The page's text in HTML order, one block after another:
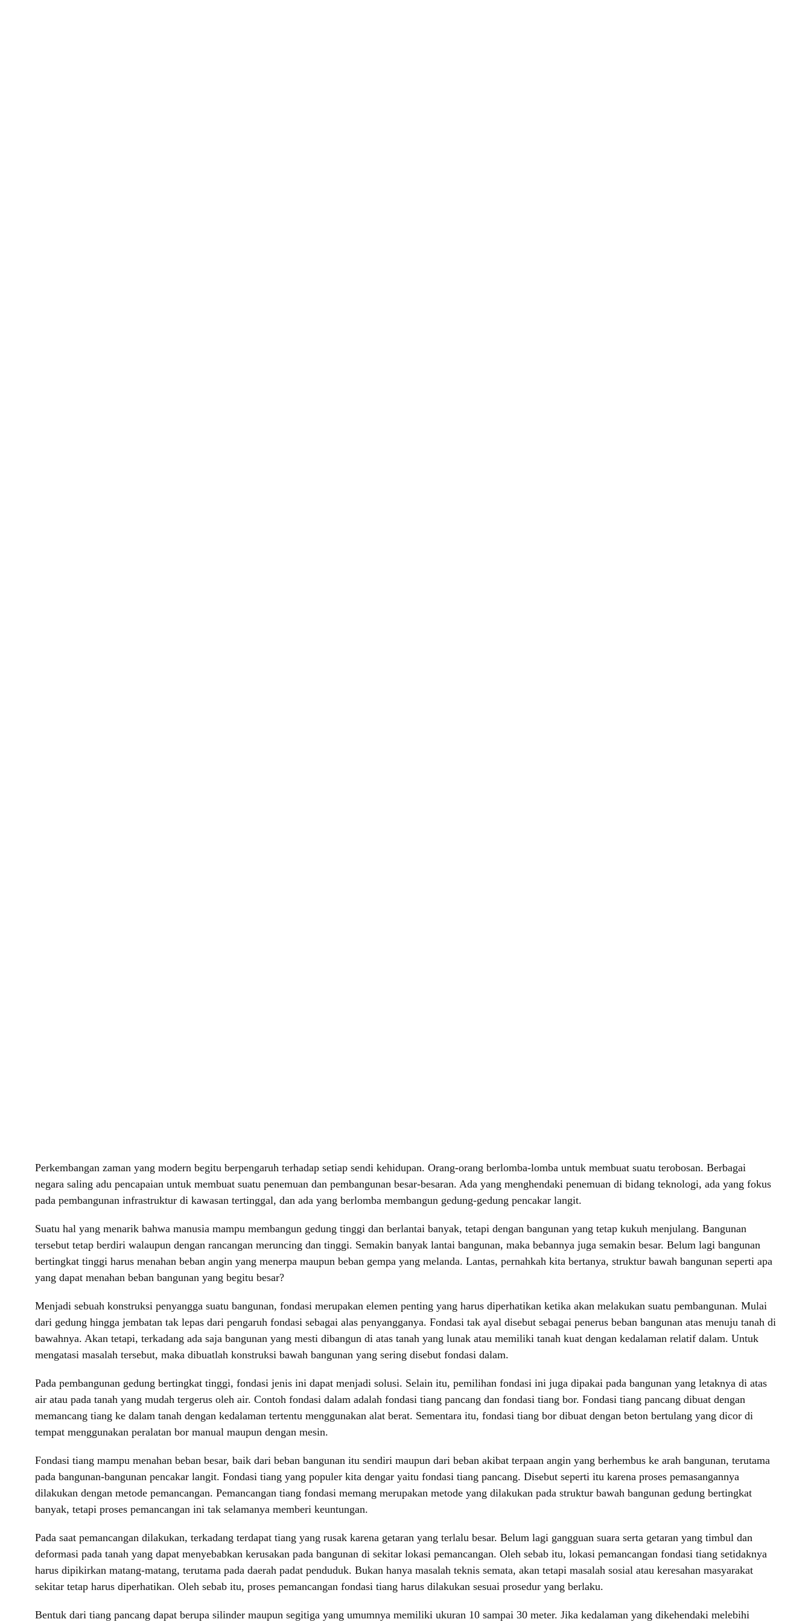
Perkembangan zaman yang modern begitu berpengaruh terhadap setiap sendi kehidupan. Orang-orang berlomba-lomba untuk membuat suatu terobosan. Berbagai
negara saling adu pencapaian untuk membuat suatu penemuan dan pembangunan besar-besaran. Ada yang menghendaki penemuan di bidang teknologi, ada yang fokus
pada pembangunan infrastruktur di kawasan tertinggal, dan ada yang berlomba membangun gedung-gedung pencakar langit.
Suatu hal yang menarik bahwa manusia mampu membangun gedung tinggi dan berlantai banyak, tetapi dengan bangunan yang tetap kukuh menjulang. Bangunan
tersebut tetap berdiri walaupun dengan rancangan meruncing dan tinggi. Semakin banyak lantai bangunan, maka bebannya juga semakin besar. Belum lagi bangunan
bertingkat tinggi harus menahan beban angin yang menerpa maupun beban gempa yang melanda. Lantas, pernahkah kita bertanya, struktur bawah bangunan seperti apa
yang dapat menahan beban bangunan yang begitu besar?
Menjadi sebuah konstruksi penyangga suatu bangunan, fondasi merupakan elemen penting yang harus diperhatikan ketika akan melakukan suatu pembangunan. Mulai
dari gedung hingga jembatan tak lepas dari pengaruh fondasi sebagai alas penyangganya. Fondasi tak ayal disebut sebagai penerus beban bangunan atas menuju tanah di
bawahnya. Akan tetapi, terkadang ada saja bangunan yang mesti dibangun di atas tanah yang lunak atau memiliki tanah kuat dengan kedalaman relatif dalam. Untuk
mengatasi masalah tersebut, maka dibuatlah konstruksi bawah bangunan yang sering disebut fondasi dalam.
Pada pembangunan gedung bertingkat tinggi, fondasi jenis ini dapat menjadi solusi. Selain itu, pemilihan fondasi ini juga dipakai pada bangunan yang letaknya di atas
air atau pada tanah yang mudah tergerus oleh air. Contoh fondasi dalam adalah fondasi tiang pancang dan fondasi tiang bor. Fondasi tiang pancang dibuat dengan
memancang tiang ke dalam tanah dengan kedalaman tertentu menggunakan alat berat. Sementara itu, fondasi tiang bor dibuat dengan beton bertulang yang dicor di
tempat menggunakan peralatan bor manual maupun dengan mesin.
Fondasi tiang mampu menahan beban besar, baik dari beban bangunan itu sendiri maupun dari beban akibat terpaan angin yang berhembus ke arah bangunan, terutama
pada bangunan-bangunan pencakar langit. Fondasi tiang yang populer kita dengar yaitu fondasi tiang pancang. Disebut seperti itu karena proses pemasangannya
dilakukan dengan metode pemancangan. Pemancangan tiang fondasi memang merupakan metode yang dilakukan pada struktur bawah bangunan gedung bertingkat
banyak, tetapi proses pemancangan ini tak selamanya memberi keuntungan.
Pada saat pemancangan dilakukan, terkadang terdapat tiang yang rusak karena getaran yang terlalu besar. Belum lagi gangguan suara serta getaran yang timbul dan
deformasi pada tanah yang dapat menyebabkan kerusakan pada bangunan di sekitar lokasi pemancangan. Oleh sebab itu, lokasi pemancangan fondasi tiang setidaknya
harus dipikirkan matang-matang, terutama pada daerah padat penduduk. Bukan hanya masalah teknis semata, akan tetapi masalah sosial atau keresahan masyarakat
sekitar tetap harus diperhatikan. Oleh sebab itu, proses pemancangan fondasi tiang harus dilakukan sesuai prosedur yang berlaku.
Bentuk dari tiang pancang dapat berupa silinder maupun segitiga yang umumnya memiliki ukuran 10 sampai 30 meter. Jika kedalaman yang dikehendaki melebihi